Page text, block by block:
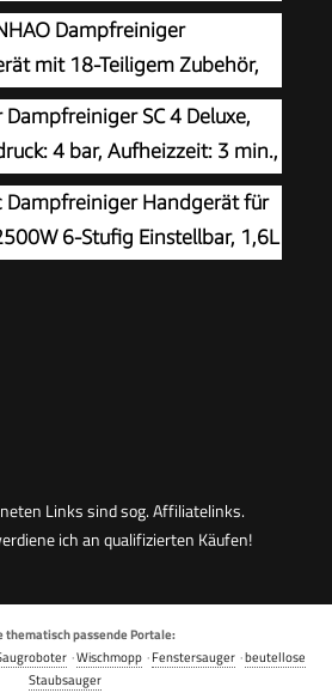
für Haushalt, Küche, Bad,
Auto–100% Chemiefrei,
gegen Schmutz Fett &
Dampfreiniger
mit 18-Teiligem Zubehör,
9s Turbo-Dampf mit 5 BAR
& 100%
für Boden, Küche, Bad,
Auto
Dampfreiniger SC 4 Deluxe,
4 bar, Aufheizzeit: 3 min.,
130 m², Tank: 0,5 l + 1,3 l,
EasyFix, Düsen,
und Bürsten, Weiß
Dampfreiniger Handgerät für
6-Stufig Einstellbar, 1,6L
Boden,
Links sind sog. Affiliatelinks.
ich an qualifizierten Käufen!
thematisch passende Portale:
·Wischmopp ·Fenstersauger ·beutellose
Staubsauger